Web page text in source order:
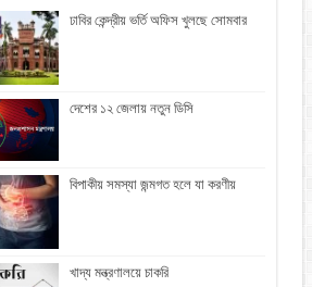
ঢাবির কেন্দ্রীয় ভর্তি অফিস খুলছে সোমবার
দেশের ১২ জেলায় নতুন ডিসি
বিপাকীয় সমস্যা জন্মগত হলে যা করণীয়
খাদ্য মন্ত্রণালয়ে চাকরি